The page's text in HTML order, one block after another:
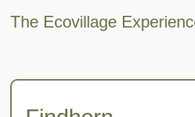
The Ecovillage